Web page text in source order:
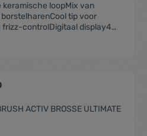
loopMix van
tip voor
controlDigitaal display4
175°C en 190°CSnel
onmiddellijk
volumineuze blow-out,
glanzende finish.Volume
blow-outs en geeft
ACTIV BROSSE ULTIMATE